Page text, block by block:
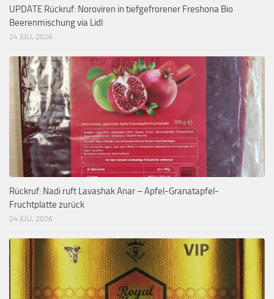
UPDATE Rückruf: Noroviren in tiefgefrorener Freshona Bio
Beerenmischung via Lidl
24 JULI, 2026
Rückruf: Nadi ruft Lavashak Anar – Apfel-Granatapfel-
Fruchtplatte zurück
24 JULI, 2026